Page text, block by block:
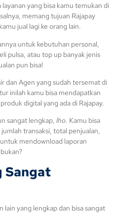
yang bisa kamu temukan di
memang tujuan Rajapay
jual lagi ke orang lain.
untuk kebutuhan personal,
pulsa, atau top up banyak jenis
pun bisa!
dan Agen yang sudah tersemat di
inilah kamu bisa mendapatkan
digital yang ada di Rajapay.
sangat lengkap, lho. Kamu bisa
transaksi, total penjualan,
mendownload laporan
Sangat
lain yang lengkap dan bisa sangat